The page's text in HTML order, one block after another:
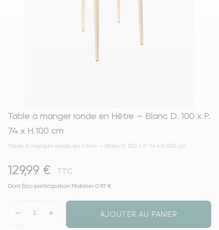
Table à manger ronde en Hêtre — Blanc D. 100 x P.
74 x H.100 cm
Table à manger ronde en Hêtre — Blanc D. 100 x P. 74 x H.100 cm
129,99 € TTC
Dont Éco-participation Mobilier 0.97 €
AJOUTER AU PANIER